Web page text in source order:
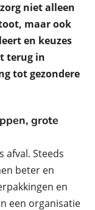
niet alleen
maar ook
en keuzes
terug in
tot gezondere
grote
afval. Steeds
beter en
en
een organisatie